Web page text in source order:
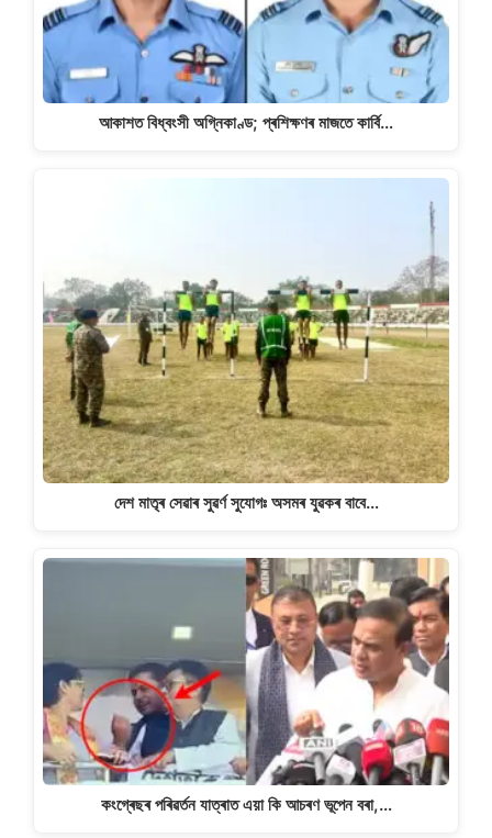
আকাশত বিধ্বংসী অগ্নিকাণ্ড; প্ৰশিক্ষণৰ মাজতে কাৰ্বি…
দেশ মাতৃৰ সেৱাৰ সুৱৰ্ণ সুযোগঃ অসমৰ যুৱকৰ বাবে…
কংগ্ৰেছৰ পৰিৱৰ্তন যাত্ৰাত এয়া কি আচৰণ ভূপেন বৰা,…